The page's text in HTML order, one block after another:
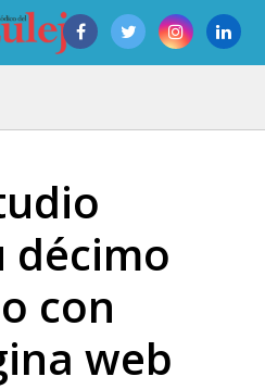
décimo
con
web